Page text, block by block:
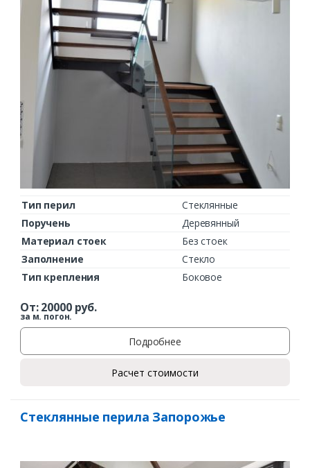
Заказать
Ваше имя*
Ваш телефон*
Комментарий к заказу
Тип перил
Стеклянные
Поручень
Деревянный
Материал стоек
Без стоек
Заполнение
Стекло
Тип крепления
Боковое
От:20000руб.
за м. погон.
Подробнее
Расчет стоимости
Стеклянные перила Запорожье